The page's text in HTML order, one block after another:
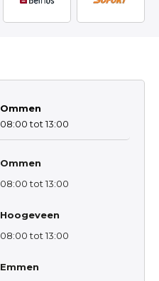
Ommen
08:00 tot 13:00
Ommen
08:00 tot 13:00
Hoogeveen
08:00 tot 13:00
Emmen